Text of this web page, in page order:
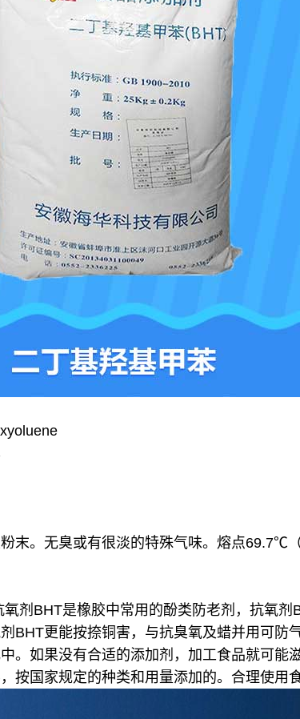
末。无臭或有很淡的特殊气味。熔点
剂BHT是橡胶中常用的酚类防老剂，抗氧
BHT更能按捺铜害，与抗臭氧及蜡并用可
。如果没有合适的添加剂，加工食品就可
按国家规定的种类和用量添加的。合理使用